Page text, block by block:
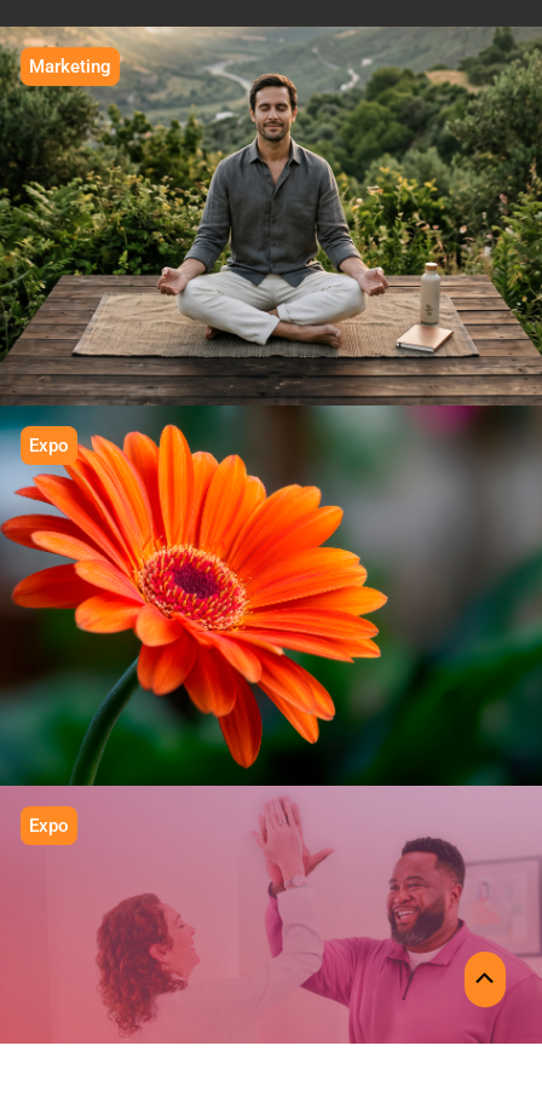
Marketing
IN BALANCE
We grow
Expo
PROFLORA
Calidad que florece
Expo
MOUNJARO
Escala con precisión
Scroll
to
Top